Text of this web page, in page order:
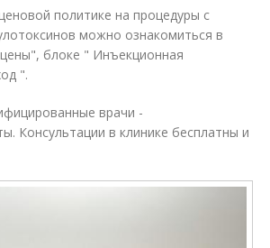
политике на процедуры с
можно ознакомиться в
блоке " Инъекционная
".
врачи -
Консультации в клинике бесплатны и